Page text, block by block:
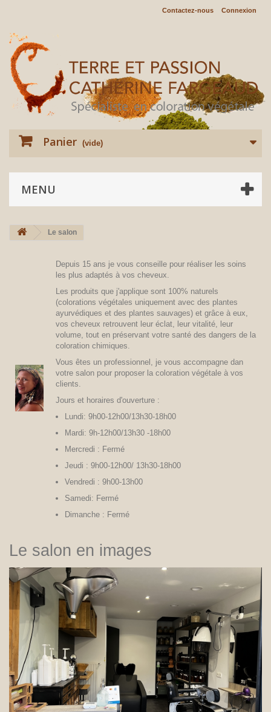
Connexion
Contactez-nous
Panier (vide)
MENU
Le salon
Depuis 15 ans je vous conseille pour réaliser les soins
les plus adaptés à vos cheveux.
Les produits que j'applique sont 100% naturels
(colorations végétales uniquement avec des plantes
ayurvédiques et des plantes sauvages) et grâce à eux,
vos cheveux retrouvent leur éclat, leur vitalité, leur
volume, tout en préservant votre santé des dangers de la
coloration chimiques.
Vous êtes un professionnel, je vous accompagne dan
votre salon pour proposer la coloration végétale à vos
clients.
Jours et horaires d'ouverture :
Lundi: 9h00-12h00/13h30-18h00
Mardi: 9h-12h00/13h30 -18h00
Mercredi : Fermé
Jeudi : 9h00-12h00/ 13h30-18h00
Vendredi : 9h00-13h00
Samedi: Fermé
Dimanche : Fermé
Le salon en images